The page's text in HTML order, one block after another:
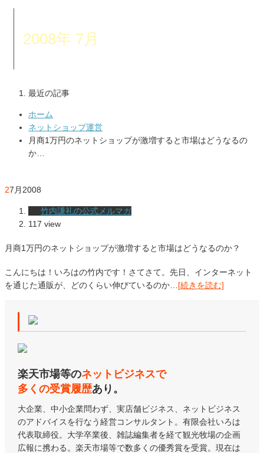
2008年 7月
最近の記事
ホーム
ネットショップ運営
月商1万円のネットショップが激増すると市場はどうなるの
か…
27月2008
竹内謙礼の公式メルマガ
117 view
月商1万円のネットショップが激増すると市場はどうなるのか？
こんにちは！いろはの竹内です！さてさて。先日、インターネット
を通じた通販が、どのくらい伸びているのか… [続きを読む]
楽天市場等のネットビジネスで
多くの受賞履歴あり。
大企業、中小企業問わず、実店舗ビジネス、ネットビジネス
のアドバイスを行なう経営コンサルタント。有限会社いろは
代表取締役。大学卒業後、雑誌編集者を経て観光牧場の企画
広報に携わる。楽天市場等で数多くの優秀賞を受賞。現在は